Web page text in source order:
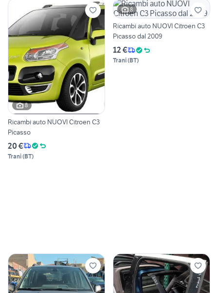
8
Ricambi auto NUOVI Citroen C3
Picasso
20 €
Trani(BT)
8
Ricambi auto NUOVI Citroen C3
Picasso dal 2009
12 €
Trani(BT)